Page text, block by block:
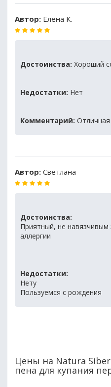
Автор: Елена К.
Достоинства: Хороший
Недостатки: Нет
Комментарий:
Автор: Светлана
Достоинства:
Приятный, не навязчивым
аллергии
Недостатки:
Нету
Пользуемся с рождения
Цены на Natura
пена для купания